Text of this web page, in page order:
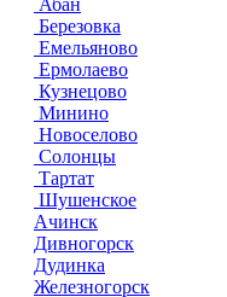
Абан
Березовка
Емельяново
Ермолаево
Кузнецово
Минино
Новоселово
Солонцы
Тартат
Шушенское
Ачинск
Дивногорск
Дудинка
Железногорск